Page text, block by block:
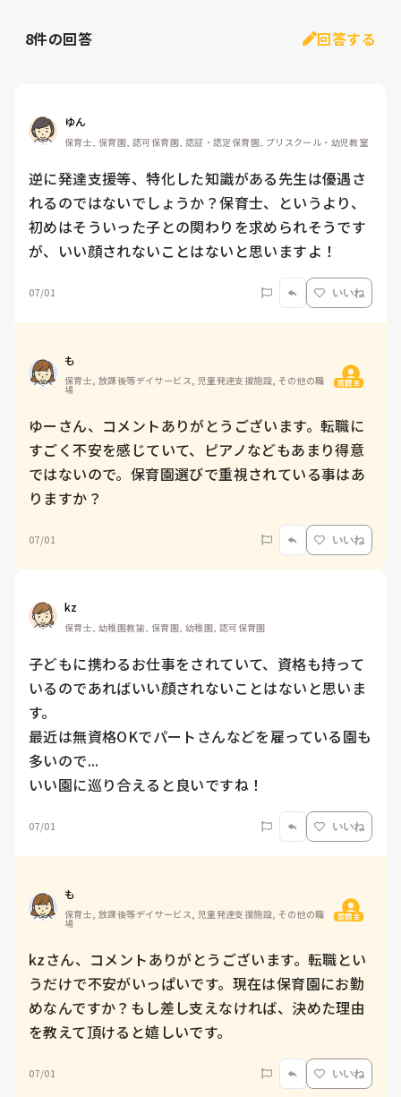
8件の回答 回答する
ゆん
保育士, 保育園, 認可保育園, 認証・認定保育園, プリスクール・幼児教室
逆に発達支援等、特化した知識がある先生は優遇さ
れるのではないでしょうか？保育士、というより、
初めはそういった子との関わりを求められそうです
が、いい顔されないことはないと思いますよ！
07/01 いいね
も
保育士, 放課後等デイサービス, 児童発達支援施設, その他の職
場 質問主
ゆーさん、コメントありがとうございます。転職に
すごく不安を感じていて、ピアノなどもあまり得意
ではないので。保育園選びで重視されている事はあ
りますか？
07/01 いいね
kz
保育士, 幼稚園教諭, 保育園, 幼稚園, 認可保育園
子どもに携わるお仕事をされていて、資格も持って
いるのであればいい顔されないことはないと思いま
す。
最近は無資格OKでパートさんなどを雇っている園も
多いので...
いい園に巡り合えると良いですね！
07/01 いいね
も
保育士, 放課後等デイサービス, 児童発達支援施設, その他の職
場 質問主
kzさん、コメントありがとうございます。転職とい
うだけで不安がいっぱいです。現在は保育園にお勤
めなんですか？もし差し支えなければ、決めた理由
を教えて頂けると嬉しいです。
07/01 いいね